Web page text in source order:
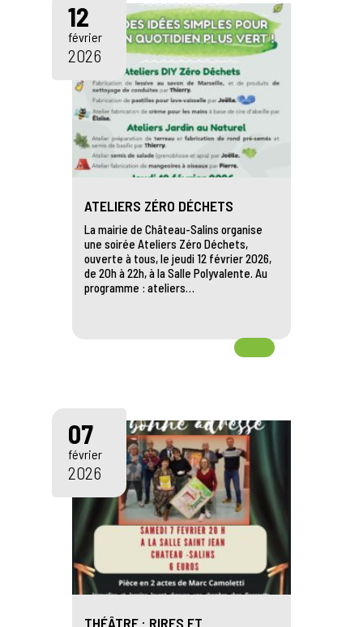
12
février
2026
ATELIERS ZÉRO DÉCHETS
La mairie de Château-Salins organise
une soirée Ateliers Zéro Déchets,
ouverte à tous, le jeudi 12 février 2026,
de 20h à 22h, à la Salle Polyvalente. Au
programme : ateliers…
07
février
2026
THÉÂTRE : RIRES ET